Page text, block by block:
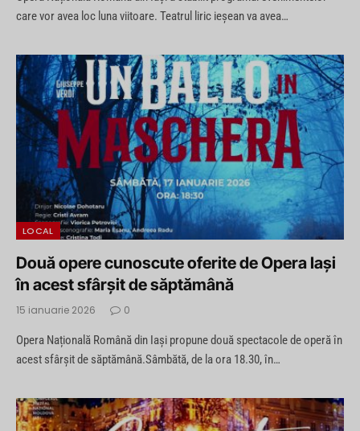
care vor avea loc luna viitoare. Teatrul liric ieșean va avea…
LOCAL
Două opere cunoscute oferite de Opera Iași
în acest sfârșit de săptămână
15 ianuarie 2026 0
Opera Națională Română din Iași propune două spectacole de operă în
acest sfârșit de săptămână.Sâmbătă, de la ora 18.30, în…